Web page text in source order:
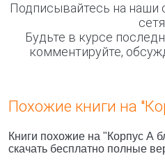
Подписывайтесь на наши
Будьте в курсе
комментируйте,
Похожие книги на
Книги похожие на "Корпус А
скачать бесплатно полные